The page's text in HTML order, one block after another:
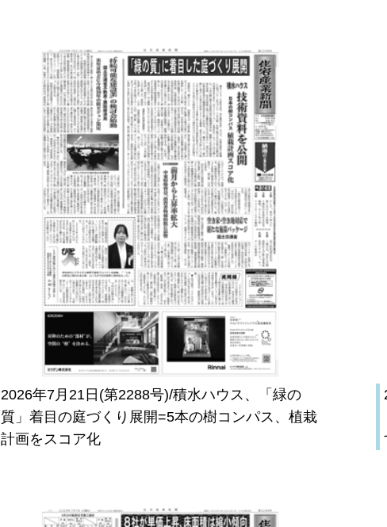
2026年7月21日(第2288号)/積水ハウス、「緑の
質」着目の庭づくり展開=5本の樹コンパス、植栽
計画をスコア化